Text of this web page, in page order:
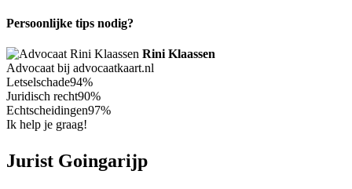
Persoonlijke tips nodig?
Rini Klaassen
Advocaat bij advocaatkaart.nl
Letselschade94%
Juridisch recht90%
Echtscheidingen97%
Ik help je graag!
Jurist Goingarijp